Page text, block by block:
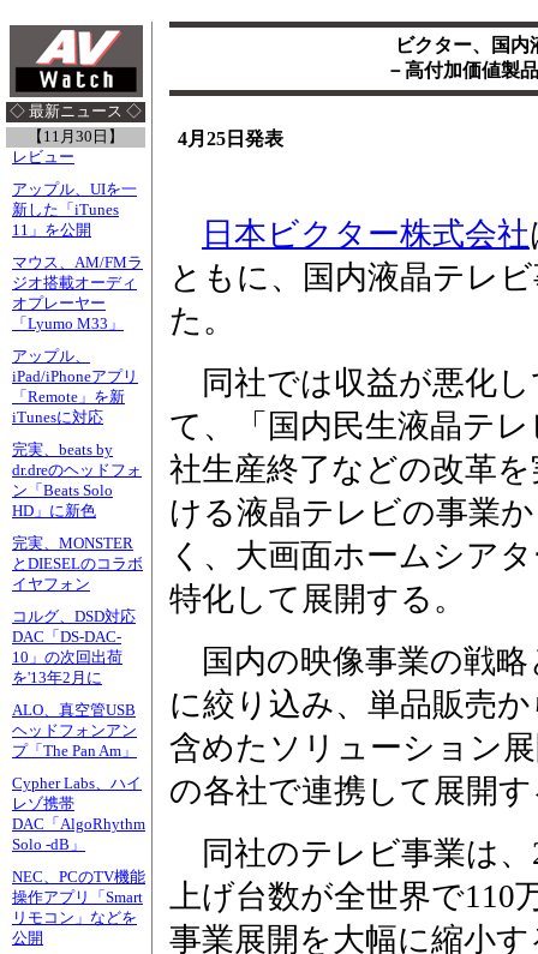
◇ 最新ニュース ◇
【11月30日】
レビュー
アップル、UIを一
新した「iTunes
11」を公開
マウス、AM/FMラ
ジオ搭載オーディ
オプレーヤー
「Lyumo M33」
アップル、
iPad/iPhoneアプリ
「Remote」を新
iTunesに対応
完実、beats by
dr.dreのヘッドフォ
ン「Beats Solo
HD」に新色
完実、MONSTER
とDIESELのコラボ
イヤフォン
コルグ、DSD対応
DAC「DS-DAC-
10」の次回出荷
を'13年2月に
ALO、真空管USB
ヘッドフォンアン
プ「The Pan Am」
Cypher Labs、ハイ
レゾ携帯
DAC「AlgoRhythm
Solo -dB」
NEC、PCのTV機能
操作アプリ「Smart
リモコン」などを
公開
ビクター、国
－高付加価値製
4月25日発表
日本ビクター株式会社
ともに、国内液晶テレ
た。
同社では収益が悪化
て、「国内民生液晶テ
社生産終了などの改革
ける液晶テレビの事業
く、大画面ホームシア
特化して展開する。
国内の映像事業の戦略
に絞り込み、単品販売
含めたソリューション
の各社で連携して展開
同社のテレビ事業は、
上げ台数が全世界で110
事業展開を大幅に縮小